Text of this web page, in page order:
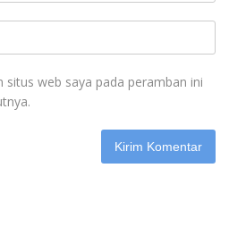
situs web saya pada peramban ini